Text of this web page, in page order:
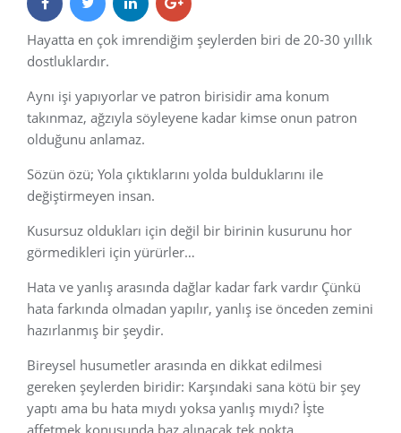
Hayatta en çok imrendiğim şeylerden biri de 20-30 yıllık
dostluklardır.
Aynı işi yapıyorlar ve patron birisidir ama konum
takınmaz, ağzıyla söyleyene kadar kimse onun patron
olduğunu anlamaz.
Sözün özü; Yola çıktıklarını yolda bulduklarını ile
değiştirmeyen insan.
Kusursuz oldukları için değil bir birinin kusurunu hor
görmedikleri için yürürler…
Hata ve yanlış arasında dağlar kadar fark vardır Çünkü
hata farkında olmadan yapılır, yanlış ise önceden zemini
hazırlanmış bir şeydir.
Bireysel husumetler arasında en dikkat edilmesi
gereken şeylerden biridir: Karşındaki sana kötü bir şey
yaptı ama bu hata mıydı yoksa yanlış mıydı? İşte
affetmek konusunda baz alınacak tek nokta.